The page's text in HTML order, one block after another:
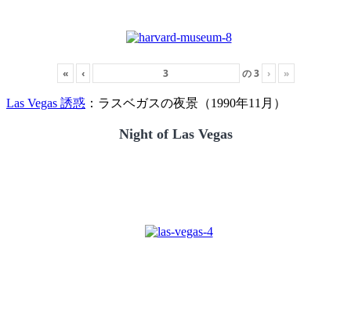
« ‹ の3 › »
Las Vegas 誘惑 ：ラスベガスの夜景（1990年11月）
Night of Las Vegas